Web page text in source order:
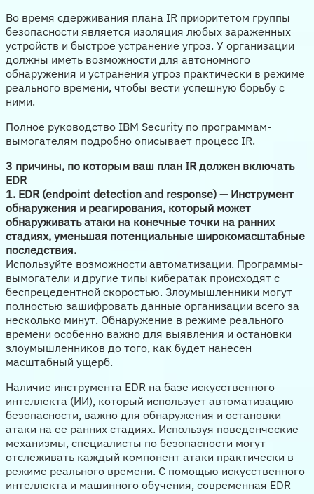
Во время сдерживания плана IR приоритетом группы
безопасности является изоляция любых зараженных
устройств и быстрое устранение угроз. У организации
должны иметь возможности для автономного
обнаружения и устранения угроз практически в режиме
реального времени, чтобы вести успешную борьбу с
ними.
Полное руководство IBM Security по программам-
вымогателям подробно описывает процесс IR.
3 причины, по которым ваш план IR должен включать
EDR
1. EDR (endpoint detection and response) — Инструмент
обнаружения и реагирования, который может
обнаруживать атаки на конечные точки на ранних
стадиях, уменьшая потенциальные широкомасштабные
последствия.
Используйте возможности автоматизации. Программы-
вымогатели и другие типы кибератак происходят с
беспрецедентной скоростью. Злоумышленники могут
полностью зашифровать данные организации всего за
несколько минут. Обнаружение в режиме реального
времени особенно важно для выявления и остановки
злоумышленников до того, как будет нанесен
масштабный ущерб.
Наличие инструмента EDR на базе искусственного
интеллекта (ИИ), который использует автоматизацию
безопасности, важно для обнаружения и остановки
атаки на ее ранних стадиях. Используя поведенческие
механизмы, специалисты по безопасности могут
отслеживать каждый компонент атаки практически в
режиме реального времени. С помощью искусственного
интеллекта и машинного обучения, современная EDR